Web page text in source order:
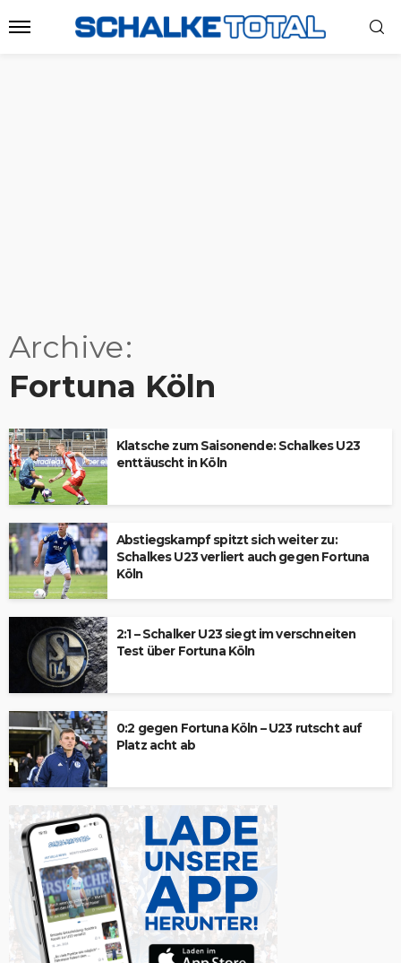
Archive
Fortuna Köln
Klatsche zum Saisonende: Schalkes U23
enttäuscht in Köln
Abstiegskampf spitzt sich weiter zu:
Schalkes U23 verliert auch gegen Fortuna
Köln
2:1 – Schalker U23 siegt im verschneiten
Test über Fortuna Köln
0:2 gegen Fortuna Köln – U23 rutscht auf
Platz acht ab